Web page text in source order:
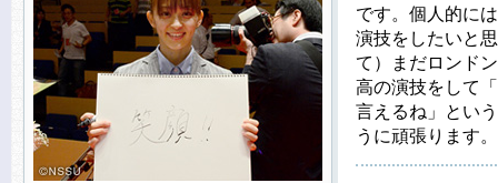
です。個人的に
演技をしたいと
て）まだロンド
高の演技をして
言えるね」とい
うに頑張ります。